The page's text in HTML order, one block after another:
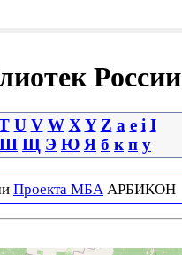
России
U V W X Y Z a e i І
Ш Щ Э Ю Я б к п у
Проекта МБА АРБИКОН